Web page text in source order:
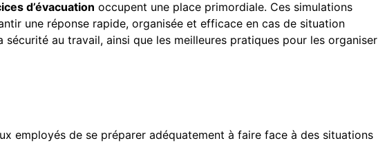
d’évacuation occupent une place primordiale. Ces simulations
une réponse rapide, organisée et efficace en cas de situation
sécurité au travail, ainsi que les meilleures pratiques pour les organiser
employés de se préparer adéquatement à faire face à des situations